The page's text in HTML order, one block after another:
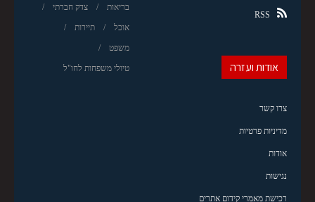
בריאות צדק חברתי
אוכל תיירות
משפט
טיולי משפחות לחו"ל
RSS
אודות ועזרה
צרו קשר
מדיניות פרטיות
אודות
נגישות
רכישת מאמרי קידום אתרים